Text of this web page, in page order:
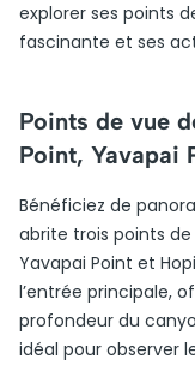
explorer ses points
fascinante et ses
Points de vue
Point, Yavapai
Bénéficiez de
abrite trois points
Yavapai Point et
l’entrée principale,
profondeur du
idéal pour observer